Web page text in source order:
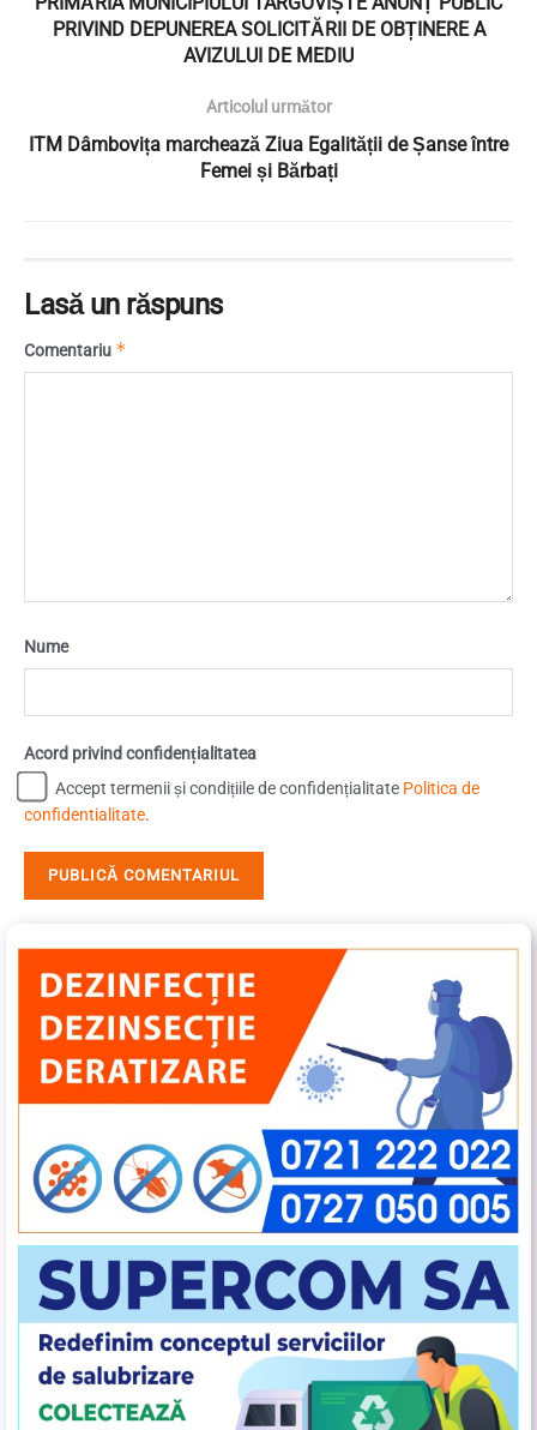
PRIVIND DEPUNEREA SOLICITĂRII DE OBȚINERE A
AVIZULUI DE MEDIU
Articolul următor
ITM Dâmbovița marchează Ziua Egalității de Șanse între
Femei și Bărbați
Lasă un răspuns
Comentariu *
Nume
Acord privind confidențialitatea
Accept termenii și condițiile de confidențialitate Politica de
confidentialitate.